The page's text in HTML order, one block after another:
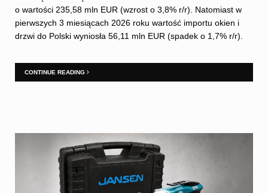
o wartości 235,58 mln EUR (wzrost o 3,8% r/r). Natomiast w
pierwszych 3 miesiącach 2026 roku wartość importu okien i
drzwi do Polski wyniosła 56,11 mln EUR (spadek o 1,7% r/r).
CONTINUE READING